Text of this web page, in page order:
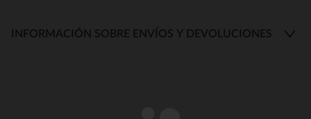
INFORMACIÓN SOBRE ENVÍOS Y DEVOLUCIONES